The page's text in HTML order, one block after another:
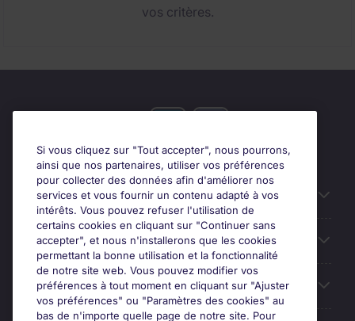
vos critères.
Candidats
Entreprises
Contact
Si vous cliquez sur "Tout accepter", nous pourrons,
ainsi que nos partenaires, utiliser vos préférences
pour collecter des données afin d'améliorer nos
services et vous fournir un contenu adapté à vos
intérêts. Vous pouvez refuser l'utilisation de
certains cookies en cliquant sur "Continuer sans
accepter", et nous n'installerons que les cookies
permettant la bonne utilisation et la fonctionnalité
de notre site web. Vous pouvez modifier vos
préférences à tout moment en cliquant sur "Ajuster
vos préférences" ou "Paramètres des cookies" au
bas de n'importe quelle page de notre site. Pour